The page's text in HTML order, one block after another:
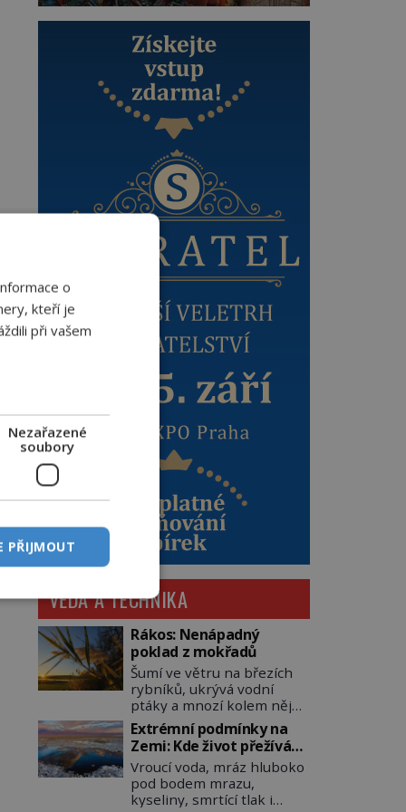
VĚDA A TECHNIKA
Rákos: Nenápadný
poklad z mokřadů
Šumí ve větru na březích
rybníků, ukrývá vodní
ptáky a mnozí kolem něj
procházejí bez povšimnutí.
Přesto právě rákos
pomáhal stavět domy,
vyrábět lodě, zapisovat
první texty a inspiroval
řadu pověstí. Tato
Extrémní podmínky na
Zemi: Kde život přežívá
navzdory všemu
Vroucí voda, mráz hluboko
pod bodem mrazu,
kyseliny, smrtící tlak i
o
kteří je
při vašem
Nezařazené
soubory
PŘIJMOUT